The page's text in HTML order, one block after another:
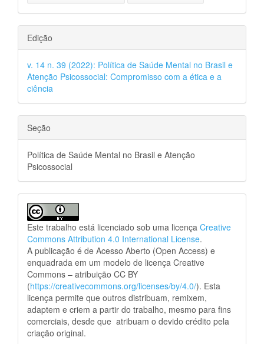
Edição
v. 14 n. 39 (2022): Política de Saúde Mental no Brasil e
Atenção Psicossocial: Compromisso com a ética e a
ciência
Seção
Política de Saúde Mental no Brasil e Atenção
Psicossocial
Este trabalho está licenciado sob uma licença Creative
Commons Attribution 4.0 International License.
A publicação é de Acesso Aberto (Open Access) e
enquadrada em um modelo de licença Creative
Commons – atribuição CC BY
(https://creativecommons.org/licenses/by/4.0/). Esta
licença permite que outros distribuam, remixem,
adaptem e criem a partir do trabalho, mesmo para fins
comerciais, desde que atribuam o devido crédito pela
criação original.